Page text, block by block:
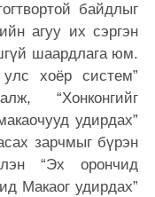
байдлыг
агуу их сэргэн
шаардлага юм.
хоёр систем”
“Хонконгийг
удирдах”
зарчмыг бүрэн
“Эх орончид
Макаог удирдах”